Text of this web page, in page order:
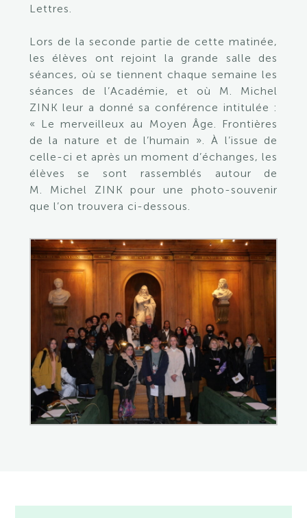
Lettres.
Lors de la seconde partie de cette matinée,
les élèves ont rejoint la grande salle des
séances, où se tiennent chaque semaine les
séances de l’Académie, et où M. Michel
ZINK leur a donné sa conférence intitulée :
« Le merveilleux au Moyen Âge. Frontières
de la nature et de l’humain ». À l’issue de
celle-ci et après un moment d’échanges, les
élèves se sont rassemblés autour de
M. Michel ZINK pour une photo-souvenir
que l’on trouvera ci-dessous.